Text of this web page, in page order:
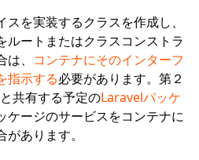
を実装するクラスを作成し、
ルートまたはクラスコンストラ
、
コンテナにそのインターフ
指示する必要があります。第２
共有する予定のLaravelパッケ
ケージのサービスをコンテナに
あります。